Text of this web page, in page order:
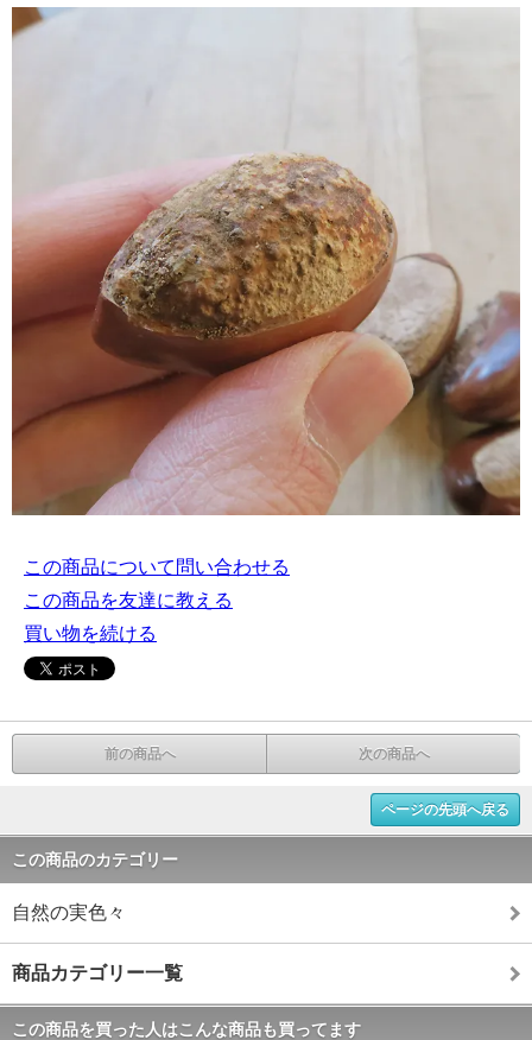
この商品について問い合わせる
この商品を友達に教える
買い物を続ける
前の商品へ 次の商品へ
ページの先頭へ戻る
この商品のカテゴリー
自然の実色々
商品カテゴリー一覧
この商品を買った人はこんな商品も買ってます